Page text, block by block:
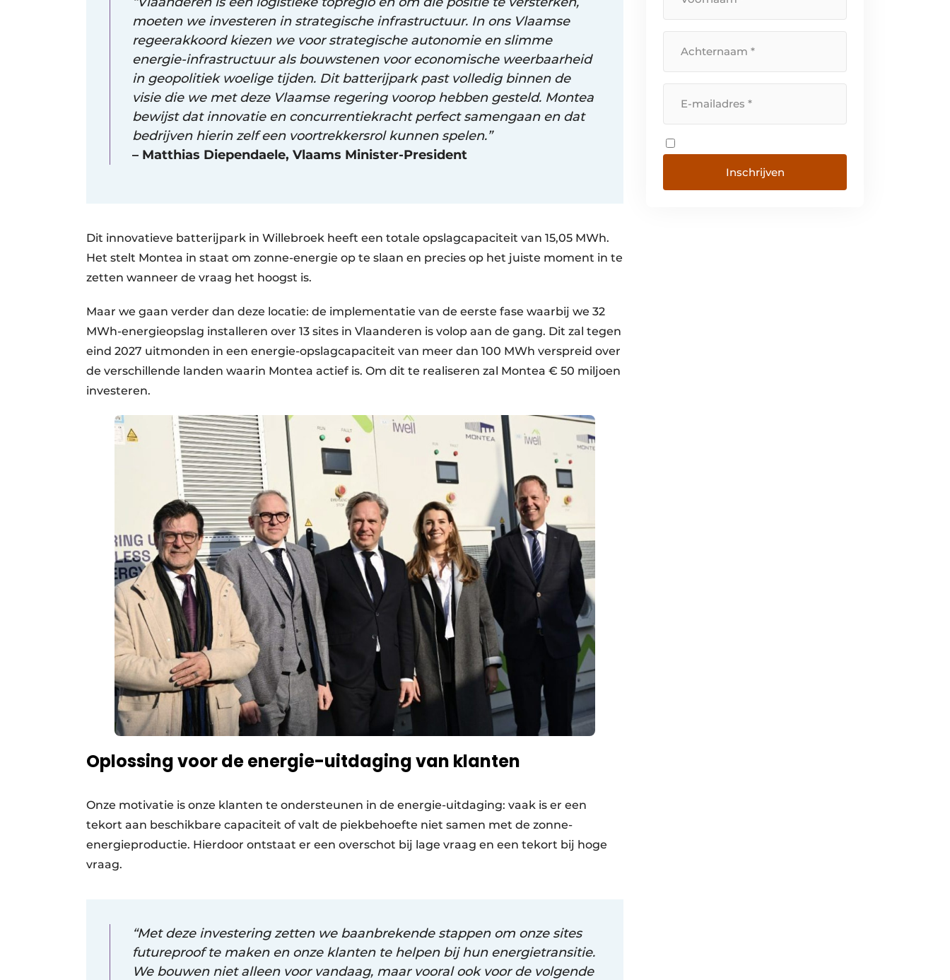
moeten we investeren in strategische infrastructuur. In ons Vlaamse
regeerakkoord kiezen we voor strategische autonomie en slimme
energie-infrastructuur als bouwstenen voor economische weerbaarheid
in geopolitiek woelige tijden. Dit batterijpark past volledig binnen de
visie die we met deze Vlaamse regering voorop hebben gesteld. Montea
bewijst dat innovatie en concurrentiekracht perfect samengaan en dat
bedrijven hierin zelf een voortrekkersrol kunnen spelen.”
– Matthias Diependaele, Vlaams Minister-President
Dit innovatieve batterijpark in Willebroek heeft een totale opslagcapaciteit van 15,05 MWh.
Het stelt Montea in staat om zonne-energie op te slaan en precies op het juiste moment in te
zetten wanneer de vraag het hoogst is.
Maar we gaan verder dan deze locatie: de implementatie van de eerste fase waarbij we 32
MWh-energieopslag installeren over 13 sites in Vlaanderen is volop aan de gang. Dit zal tegen
eind 2027 uitmonden in een energie-opslagcapaciteit van meer dan 100 MWh verspreid over
de verschillende landen waarin Montea actief is. Om dit te realiseren zal Montea € 50 miljoen
investeren.
Oplossing voor de energie-uitdaging van klanten
Onze motivatie is onze klanten te ondersteunen in de energie-uitdaging: vaak is er een
tekort aan beschikbare capaciteit of valt de piekbehoefte niet samen met de zonne-
energieproductie. Hierdoor ontstaat er een overschot bij lage vraag en een tekort bij hoge
vraag.
“Met deze investering zetten we baanbrekende stappen om onze sites
futureproof te maken en onze klanten te helpen bij hun energietransitie.
We bouwen niet alleen voor vandaag, maar vooral ook voor de volgende
Inschrijven